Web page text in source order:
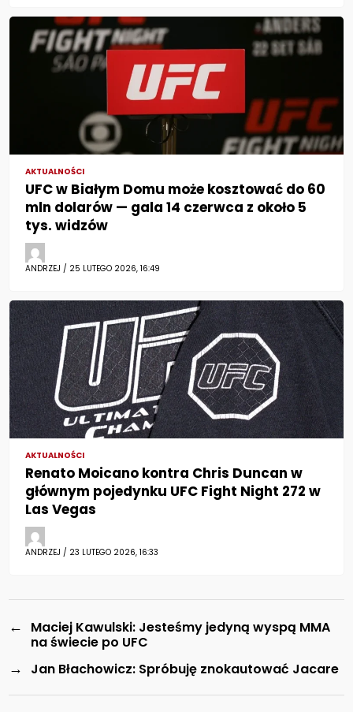
AKTUALNOŚCI
UFC w Białym Domu może kosztować do 60
mln dolarów — gala 14 czerwca z około 5
tys. widzów
ANDRZEJ / 25 LUTEGO 2026, 16:49
AKTUALNOŚCI
Renato Moicano kontra Chris Duncan w
głównym pojedynku UFC Fight Night 272 w
Las Vegas
ANDRZEJ / 23 LUTEGO 2026, 16:33
←
Maciej Kawulski: Jesteśmy jedyną wyspą MMA
na świecie po UFC
→ Jan Błachowicz: Spróbuję znokautować Jacare